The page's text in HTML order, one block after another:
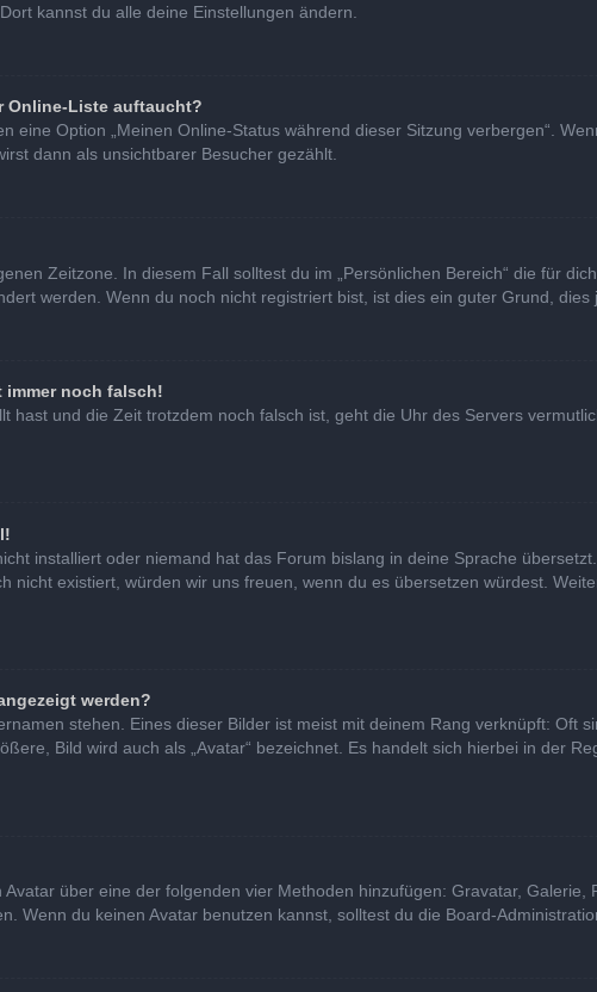
kannst du alle deine Einstellungen ändern.
Online-Liste auftaucht?
eine Option „Meinen Online-Status während dieser Sitzung verbergen“.
dann als unsichtbarer Besucher gezählt.
Zeitzone. In diesem Fall solltest du im „Persönlichen Bereich“ die für
werden. Wenn du noch nicht registriert bist, ist dies ein guter Grund, dies
immer noch falsch!
hast und die Zeit trotzdem noch falsch ist, geht die Uhr des Servers
installiert oder niemand hat das Forum bislang in deine Sprache
nicht existiert, würden wir uns freuen, wenn du es übersetzen würdest.
werden?
stehen. Eines dieser Bilder ist meist mit deinem Rang verknüpft: Oft
Bild wird auch als „Avatar“ bezeichnet. Es handelt sich hierbei in der
über eine der folgenden vier Methoden hinzufügen: Gravatar,
Wenn du keinen Avatar benutzen kannst, solltest du die Board-